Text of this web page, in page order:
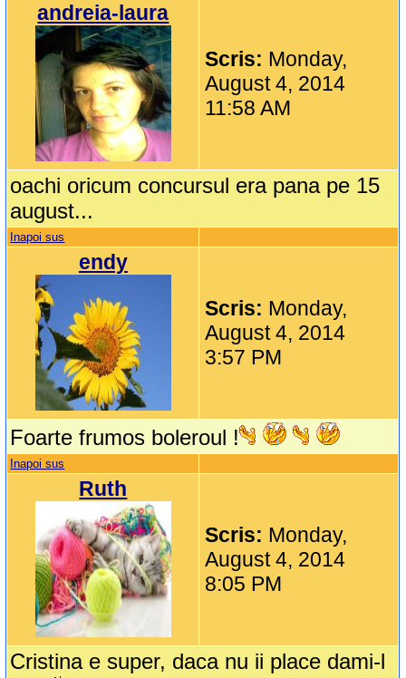
andreia-laura
Scris: Monday,
August 4, 2014
11:58 AM
oachi oricum concursul era pana pe 15
august...
Inapoi sus
endy
Scris: Monday,
August 4, 2014
3:57 PM
Foarte frumos boleroul !
Inapoi sus
Ruth
Scris: Monday,
August 4, 2014
8:05 PM
Cristina e super, daca nu ii place dami-l